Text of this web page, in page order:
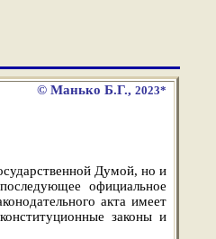
© Манько Б.Г., 2023*
Думой, но и
официальное
акта имеет
законы и